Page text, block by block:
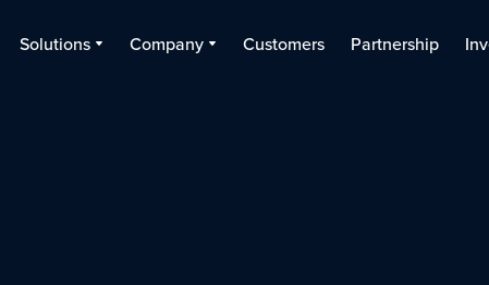
Solutions Company Customers Partnership